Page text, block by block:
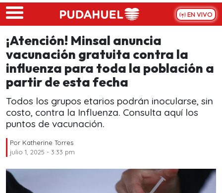
Skip to main content
EN VIVO
¡Atención! Minsal anuncia
vacunación gratuita contra la
influenza para toda la población a
partir de esta fecha
Todos los grupos etarios podrán inocularse, sin
costo, contra la Influenza. Consulta aquí los
puntos de vacunación.
Por Katherine Torres
julio 1, 2025 - 3:33 pm